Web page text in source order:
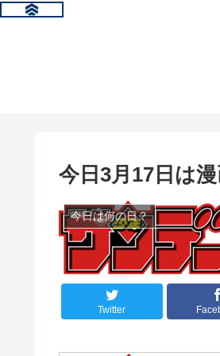
今日3月17日は
今日は何の日？
Twitter